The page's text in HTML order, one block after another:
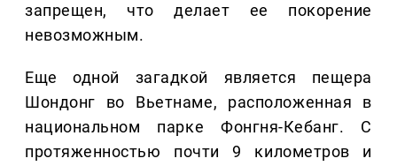
запрещен, что делает ее покорение
невозможным.
Еще одной загадкой является пещера
Шондонг во Вьетнаме, расположенная в
национальном парке Фонгня-Кебанг. С
протяженностью почти 9 километров и